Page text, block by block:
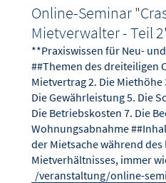
Online-Seminar
Mietverwalter - Teil
**Praxiswissen für Neu-
##Themen des dreiteiligen
Mietvertrag 2. Die
Die Gewährleistung 5. Die
Die Betriebskosten 7. Die
Wohnungsabnahme
der Mietsache während
Mietverhältnisses, immer
/veranstaltung/online-